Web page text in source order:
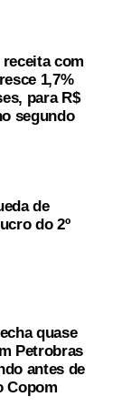
com
1,7%
para R$
segundo
de
do 2º
quase
Petrobras
antes de
Copom